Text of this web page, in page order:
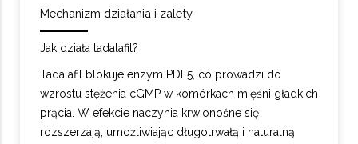
Mechanizm działania i zalety
Jak działa tadalafil?
Tadalafil blokuje enzym PDE5, co prowadzi do
wzrostu stężenia cGMP w komórkach mięśni gładkich
prącia. W efekcie naczynia krwionośne się
rozszerzają, umożliwiając długotrwałą i naturalną